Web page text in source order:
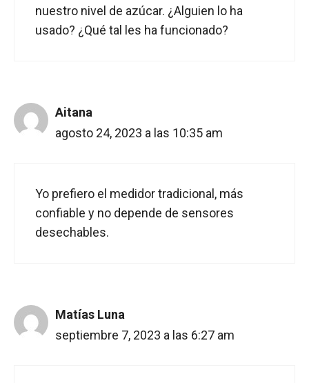
nuestro nivel de azúcar. ¿Alguien lo ha
usado? ¿Qué tal les ha funcionado?
Aitana
agosto 24, 2023 a las 10:35 am
Yo prefiero el medidor tradicional, más
confiable y no depende de sensores
desechables.
Matías Luna
septiembre 7, 2023 a las 6:27 am